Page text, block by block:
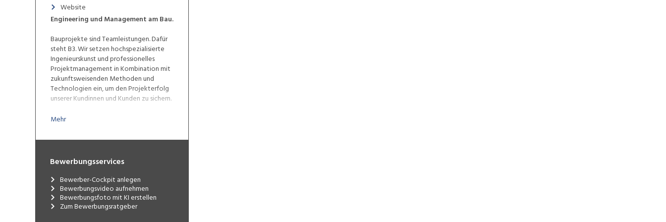
Website
Engineering und Management am Bau.
Bauprojekte sind Teamleistungen. Dafür
steht B3. Wir setzen hochspezialisierte
Ingenieurskunst und professionelles
Projektmanagement in Kombination mit
zukunftsweisenden Methoden und
Technologien ein, um den Projekterfolg
unserer Kundinnen und Kunden zu sichern.
Standorte
Mehr
Bewerbungsservices
Bewerber-Cockpit anlegen
Bewerbungsvideo aufnehmen
Bewerbungsfoto mit KI erstellen
Zum Bewerbungsratgeber